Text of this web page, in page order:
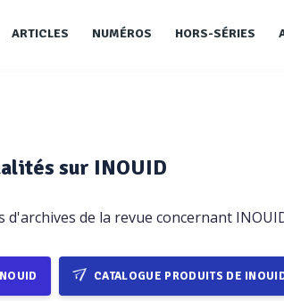
ARTICLES NUMÉROS HORS-SÉRIES
sur INOUID
d'archives de la revue concernant
CATALOGUE PRODUITS DE